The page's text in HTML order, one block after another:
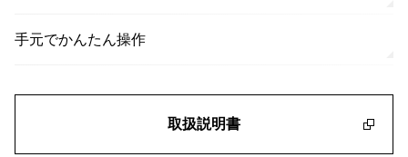
手元でかんたん操作
取扱説明書